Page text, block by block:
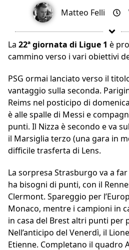
Matteo Felli
La 22ª giornata di Ligue 1 è
cammino verso i vari obiettivi
PSG ormai lanciato verso il
vantaggio sulla seconda.
Reims nel posticipo di
è alle spalle di Messi e
punti. Il Nizza è secondo e va
il Marsiglia terzo (una gara in
difficile trasferta di Lens.
La sorpresa Strasburgo va a
ha bisogni di punti, con il
Clermont. Spareggio per
Monaco, mentre i campioni in
in casa del Brest altri punti per
Nell’anticipo del Venerdì, il
Etienne. Completano il quadro